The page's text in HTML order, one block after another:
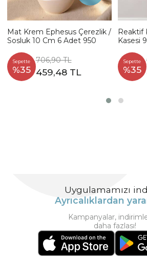
Mat Krem Ephesus Çerezlik /
Sosluk 10 Cm 6 Adet 950
Sepette
%35
706,90 TL
459,48 TL
Reaktif
Kasesi
Sepette
%35
Uygulamamızı
Ayrıcalıklardan
Kampanyalar,
daha fazlası!